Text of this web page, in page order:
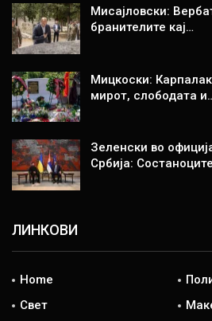
Мисајловски:
бранителите кај…
Мицкоски:
мирот, слободата
Зеленски во
Србија:
ЛИНКОВИ
Home
Свет